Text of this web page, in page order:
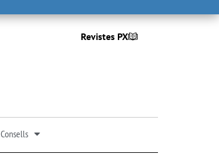
Revistes PX
Consells